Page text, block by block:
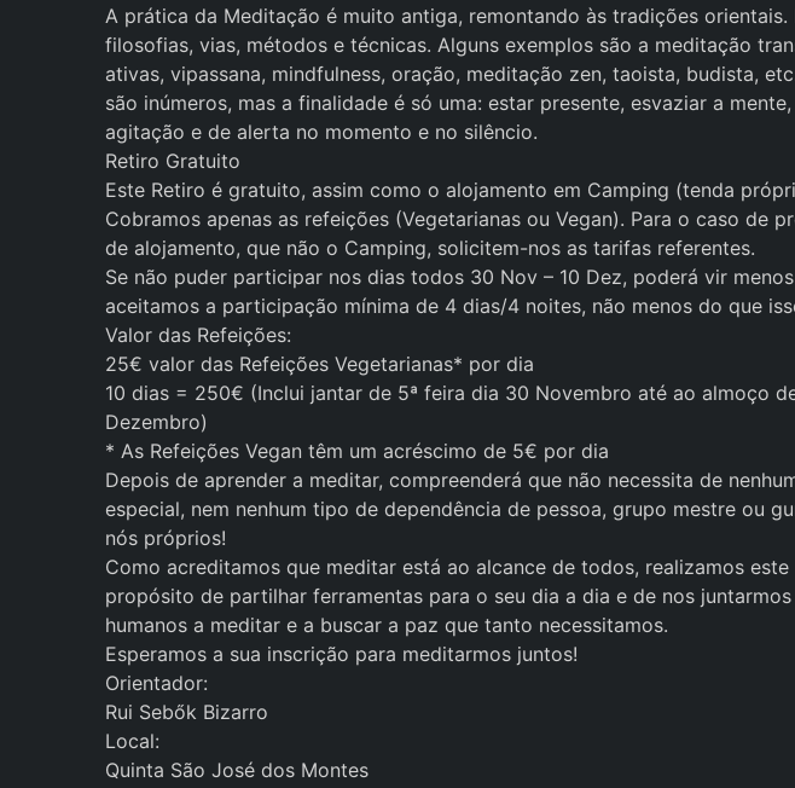
A prática da Meditação é muito antiga, remontando às tradições
filosofias, vias, métodos e técnicas. Alguns exemplos são a meditação
ativas, vipassana, mindfulness, oração, meditação zen, taoista, budista,
são inúmeros, mas a finalidade é só uma: estar presente, esvaziar a
agitação e de alerta no momento e no silêncio.
Retiro Gratuito
Este Retiro é gratuito, assim como o alojamento em Camping (tenda
Cobramos apenas as refeições (Vegetarianas ou Vegan). Para o caso de
de alojamento, que não o Camping, solicitem-nos as tarifas referentes.
Se não puder participar nos dias todos 30 Nov – 10 Dez, poderá vir
aceitamos a participação mínima de 4 dias/4 noites, não menos do que
Valor das Refeições:
25€ valor das Refeições Vegetarianas* por dia
10 dias = 250€ (Inclui jantar de 5ª feira dia 30 Novembro até ao almoço
Dezembro)
* As Refeições Vegan têm um acréscimo de 5€ por dia
Depois de aprender a meditar, compreenderá que não necessita de
especial, nem nenhum tipo de dependência de pessoa, grupo mestre ou
nós próprios!
Como acreditamos que meditar está ao alcance de todos, realizamos
propósito de partilhar ferramentas para o seu dia a dia e de nos
humanos a meditar e a buscar a paz que tanto necessitamos.
Esperamos a sua inscrição para meditarmos juntos!
Orientador:
Rui Sebők Bizarro
Local:
Quinta São José dos Montes